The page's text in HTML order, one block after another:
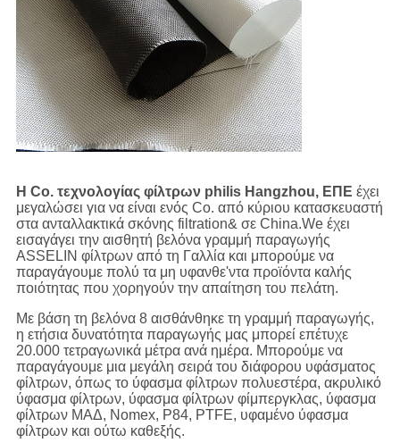
Η Co. τεχνολογίας φίλτρων philis Hangzhou, ΕΠΕ έχει
μεγαλώσει για να είναι ενός Co. από κύριου κατασκευαστή
στα ανταλλακτικά σκόνης filtration& σε China.We έχει
εισαγάγει την αισθητή βελόνα γραμμή παραγωγής
ASSELIN φίλτρων από τη Γαλλία και μπορούμε να
παραγάγουμε πολύ τα μη υφανθε'ντα προϊόντα καλής
ποιότητας που χορηγούν την απαίτηση του πελάτη.
Με βάση τη βελόνα 8 αισθάνθηκε τη γραμμή παραγωγής,
η ετήσια δυνατότητα παραγωγής μας μπορεί επέτυχε
20.000 τετραγωνικά μέτρα ανά ημέρα. Μπορούμε να
παραγάγουμε μια μεγάλη σειρά του διάφορου υφάσματος
φίλτρων, όπως το ύφασμα φίλτρων πολυεστέρα, ακρυλικό
ύφασμα φίλτρων, ύφασμα φίλτρων φίμπεργκλας, ύφασμα
φίλτρων ΜΑΔ, Nomex, P84, PTFE, υφαμένο ύφασμα
φίλτρων και ούτω καθεξής.